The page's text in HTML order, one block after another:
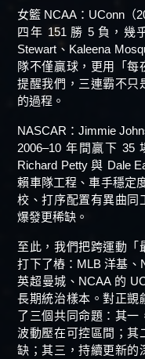
女籃 NCAA：UConn（
四年 151 勝 5 負，幾
Stewart、Kaleena
隊不僅贏球，更用「每
提醒我們，三連霸不只
的過程。
NASCAR：Jimmie
2006–10 年間贏下 35
Richard Petty 與 Dale
賴車隊工程、車手穩定
校、打序配置有異曲同
爆發更稀缺。
至此，我們把跨運動「
打下了樁：MLB 洋基、
英超曼城、NCAA 的
長期統治樣本。對正覬
了三個共同命題：其一
波動壓在可控區間；其
缺；其三，持續更新的